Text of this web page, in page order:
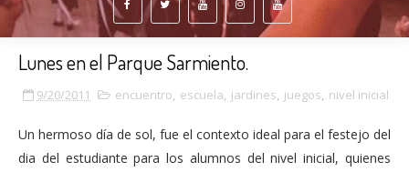
Lunes en el Parque Sarmiento.
9/20/2011 encuentro, escuela, jardines, juegos, nivel inicial
Un hermoso día de sol, fue el contexto ideal para el festejo del
dia del estudiante para los alumnos del nivel inicial, quienes